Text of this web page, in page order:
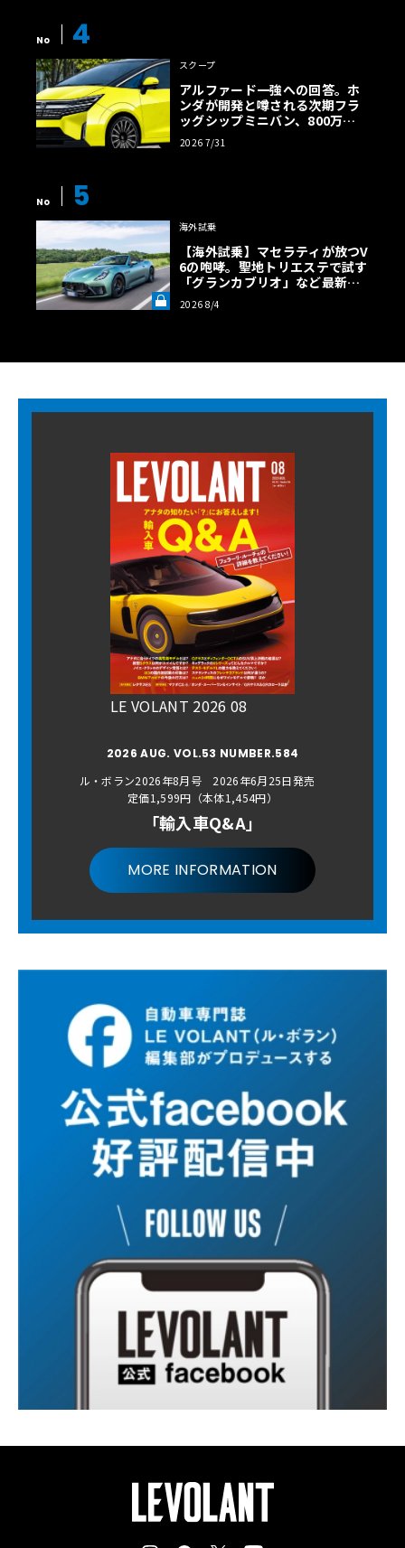
No 4
スクープ
アルファード一強への回答。ホ
ンダが開発と噂される次期フラ
ッグシップミニバン、800万円
超の勝算【予想CG】
2026 7/31
No 5
海外試乗
【海外試乗】マセラティが放つV
6の咆哮。聖地トリエステで試す
「グランカブリオ」など最新ト
ロフェオ3台の官能評価《LE VO
LANT LAB》
2026 8/4
LE VOLANT 2026 08
2026 AUG. VOL.53 NUMBER.584
ル・ボラン2026年8月号 2026年6月25日発売
定価1,599円（本体1,454円）
「輸入車Q&A」
MORE INFORMATION